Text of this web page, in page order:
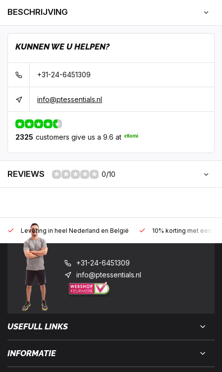
BESCHRIJVING
KUNNEN WE U HELPEN?
+31-24-6451309
info@ptessentials.nl
2325 customers give us a 9.6 at
REVIEWS 0/10
Levering in heel Nederland en België 10% korting met een
+31-24-6451309
info@ptessentials.nl
USEFULL LINKS
INFORMATIE